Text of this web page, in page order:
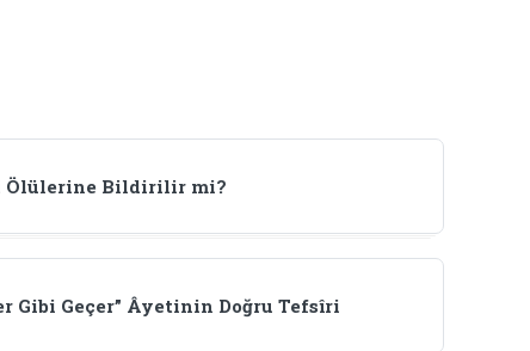
Bildirilir mi?
Gibi Geçer” Âyetinin Doğru Tefsîri